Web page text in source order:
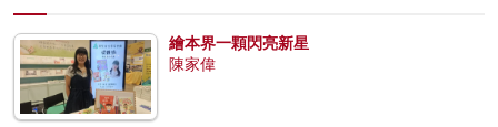
繪本界一顆閃亮新星
陳家偉